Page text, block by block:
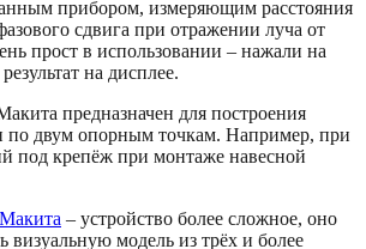
прибором, измеряющим расстояния
сдвига при отражении луча от
прост в использовании – нажали на
на дисплее.
предназначен для построения
по двум опорным точкам. Например, при
под крепёж при монтаже навесной
– устройство более сложное, оно
визуальную модель из трёх и более